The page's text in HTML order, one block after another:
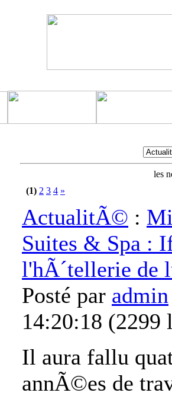
les
(1) 2 3 4 »
ActualitÃ© :
Suites & Spa :
l'hÃ´tellerie de
Posté par admin
14:20:18 (2299
Il aura fallu
annÃ©es de